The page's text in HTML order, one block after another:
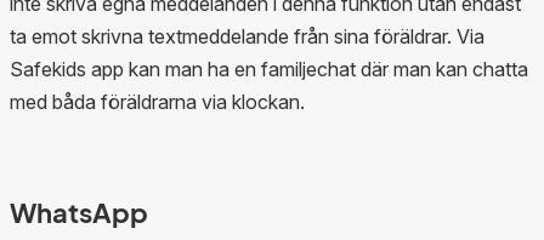
ta emot skrivna textmeddelande från sina föräldrar. Via
Safekids app kan man ha en familjechat där man kan chatta
med båda föräldrarna via klockan.
WhatsApp